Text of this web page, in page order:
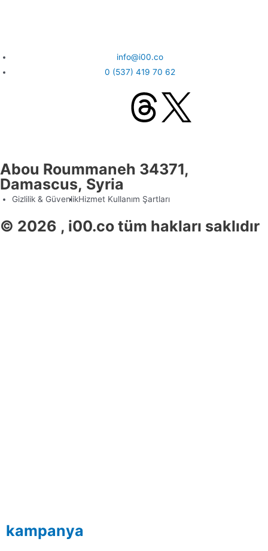
info@i00.co
0 (537) 419 70 62
Abou Roummaneh 34371,
Damascus, Syria
Gizlilik & GüvenlikHizmet Kullanım Şartları
© 2026 , i00.co tüm hakları saklıdır
kampanya